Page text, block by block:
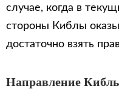
случае, когда в
стороны Киблы
достаточно взять
Направление